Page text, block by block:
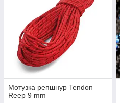
Мотузка репшнур Tendon
Reep 9 mm